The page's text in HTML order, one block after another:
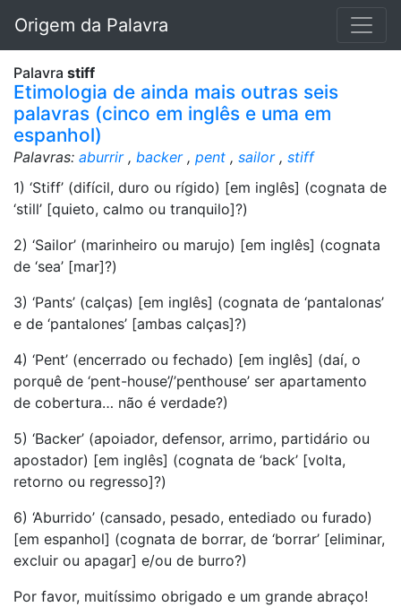
Origem da Palavra
Palavra stiff
Etimologia de ainda mais outras seis
palavras (cinco em inglês e uma em
espanhol)
Palavras: aburrir, backer, pent , sailor, stiff
1) ‘Stiff’ (difícil, duro ou rígido) [em inglês] (cognata de
‘still’ [quieto, calmo ou tranquilo]?)
2) ‘Sailor’ (marinheiro ou marujo) [em inglês] (cognata
de ‘sea’ [mar]?)
3) ‘Pants’ (calças) [em inglês] (cognata de ‘pantalonas’
e de ‘pantalones’ [ambas calças]?)
4) ‘Pent’ (encerrado ou fechado) [em inglês] (daí, o
porquê de ‘pent-house’/’penthouse’ ser apartamento
de cobertura… não é verdade?)
5) ‘Backer’ (apoiador, defensor, arrimo, partidário ou
apostador) [em inglês] (cognata de ‘back’ [volta,
retorno ou regresso]?)
6) ‘Aburrido’ (cansado, pesado, entediado ou furado)
[em espanhol] (cognata de borrar, de ‘borrar’ [eliminar,
excluir ou apagar] e/ou de burro?)
Por favor, muitíssimo obrigado e um grande abraço!